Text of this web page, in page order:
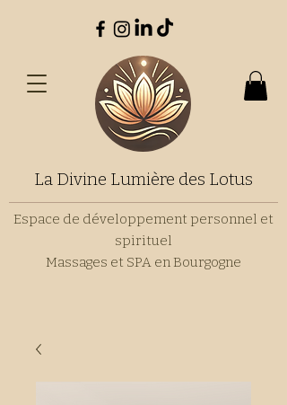
La Divine Lumière des Lotus
Espace de développement personnel et
spirituel
Massages et SPA en Bourgogne